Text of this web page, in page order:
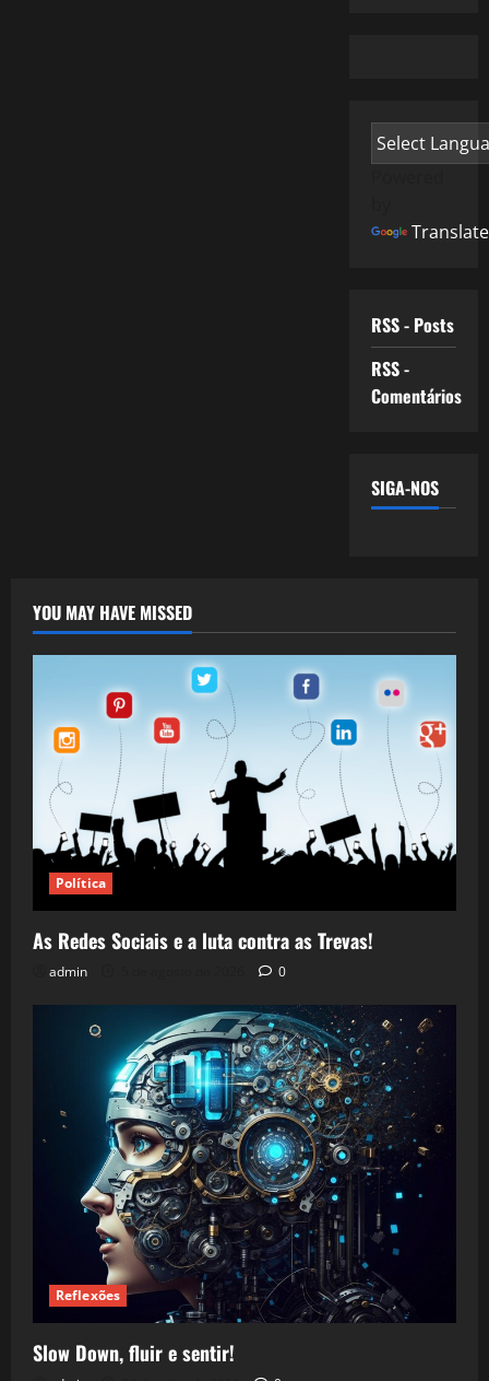
Translate
RSS - Posts
RSS -
Comentários
SIGA-NOS
YOU MAY HAVE MISSED
Política
As Redes Sociais e a luta contra as Trevas!
admin 0
Reflexões
Slow Down, fluir e sentir!